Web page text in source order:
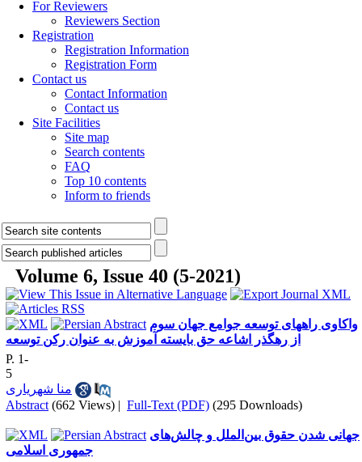
For Reviewers
Reviewers Section
Registration
Registration Information
Registration Form
Contact us
Contact Information
Contact us
Site Facilities
Site map
Search contents
FAQ
Top 10 contents
Inform to friends
Volume 6, Issue 40 (5-2021)
واکاوی راههای توسعه جوامع جهان سوم
از رهگذر اشاعه حق بایسته آموزش به عنوان رکن توسعه
P. 1-
5
منا شهریاری
Abstract (662 Views) | Full-Text (PDF) (295 Downloads)
جهانی شدن حقوق بین‌الملل و چالش‌های
جمهوری اسلامی